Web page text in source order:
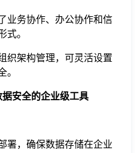
业务协作、办公协作和信
式。
织架构管理，可灵活设置
。
安全的企业级工具
署，确保数据存储在企业